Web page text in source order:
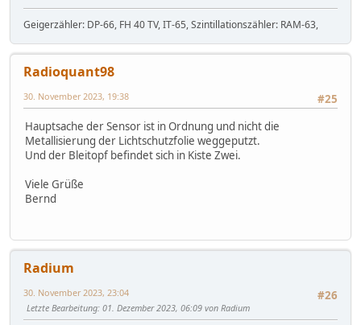
Geigerzähler: DP-66, FH 40 TV, IT-65, Szintillationszähler: RAM-63,
Radioquant98
#25
30. November 2023, 19:38
Hauptsache der Sensor ist in Ordnung und nicht die
Metallisierung der Lichtschutzfolie weggeputzt.
Und der Bleitopf befindet sich in Kiste Zwei.
Viele Grüße
Bernd
Radium
#26
30. November 2023, 23:04
Letzte Bearbeitung: 01. Dezember 2023, 06:09 von Radium